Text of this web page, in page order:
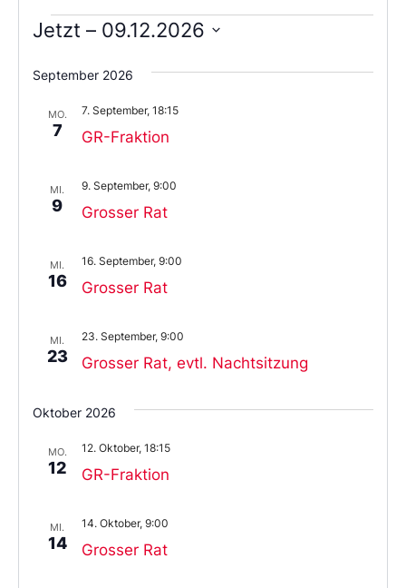
Jetzt – 09.12.2026
Sie
das
aus.
September 2026
MO.
7 GR-Fraktion
7. September, 18:15
MI.
9 Grosser Rat
9. September, 9:00
MI.
16 Grosser Rat
16. September, 9:00
MI.
23 Grosser Rat, evtl. Nachtsitzung
23. September, 9:00
Oktober 2026
MO.
12 GR-Fraktion
12. Oktober, 18:15
MI.
14 Grosser Rat
14. Oktober, 9:00